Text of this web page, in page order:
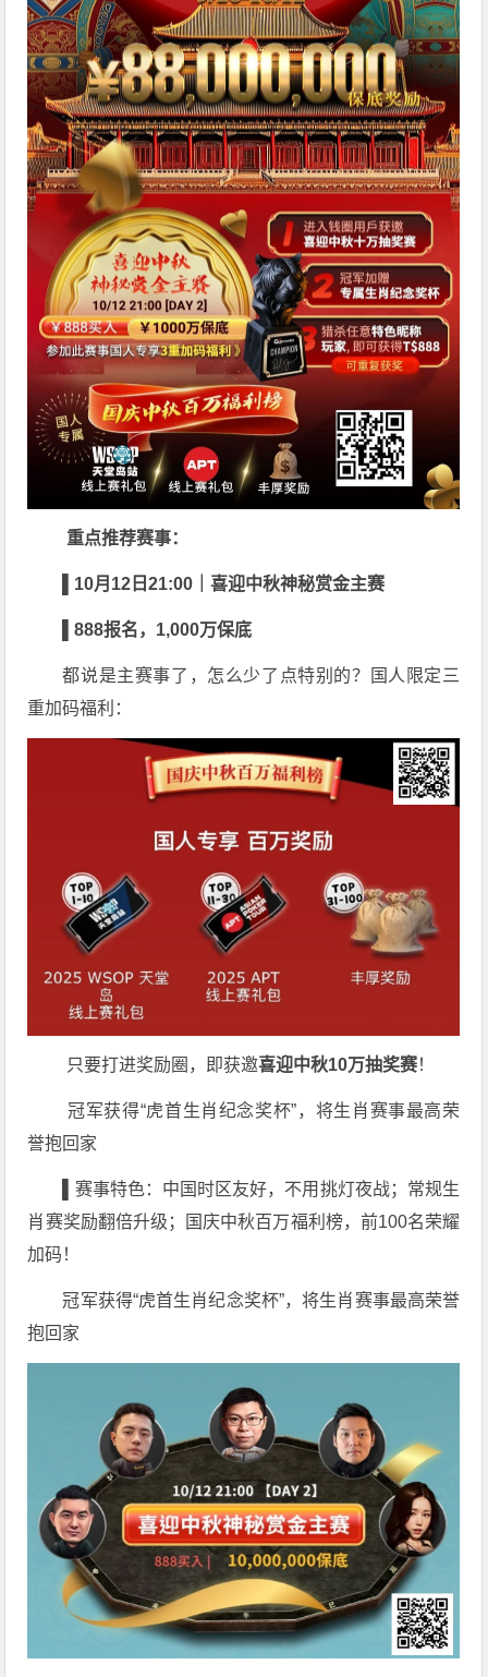
重点推荐赛事：
10月 12 日21:00 ｜喜迎中秋神秘赏金主赛
▌888报名， 1,000万保底
都说是主赛事了，怎么少了点特别的？国人限定三
重加码福利：
只要打进奖励圈，即获邀喜迎中秋10万抽奖赛！
冠军获得“虎首生肖纪念奖杯”，将生肖赛事最高荣
誉抱回家
▌赛事特色：中国时区友好，不用挑灯夜战；常规生
肖赛奖励翻倍升级；国庆中秋百万福利榜，前100名荣耀
加码！
冠军获得“虎首生肖纪念奖杯”，将生肖赛事最高荣誉
抱回家